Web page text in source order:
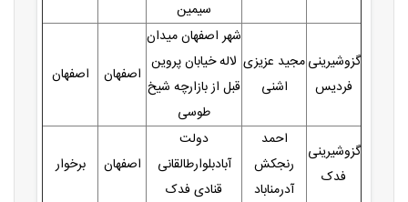
سیمین
گزوشیرینی
فردیس
مجید عزیزی
اشنی
شهر اصفهان میدان
لاله خیابان پروین
قبل از بازارچه شیخ
طوسی
اصفهان اصفهان
گزوشیرینی
فدک
احمد
رنجکش
آدرمناباد
دولت
آبادبلوارطالقانی
قنادی فدک
اصفهان برخوار